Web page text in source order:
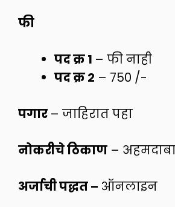
फी
पद क्र 1 – फी नाही
पद क्र 2 – 750 /-
पगार – जाहिरात पहा
नोकरीचे ठिकाण –
अर्जाची पद्धत – ऑनलाइन